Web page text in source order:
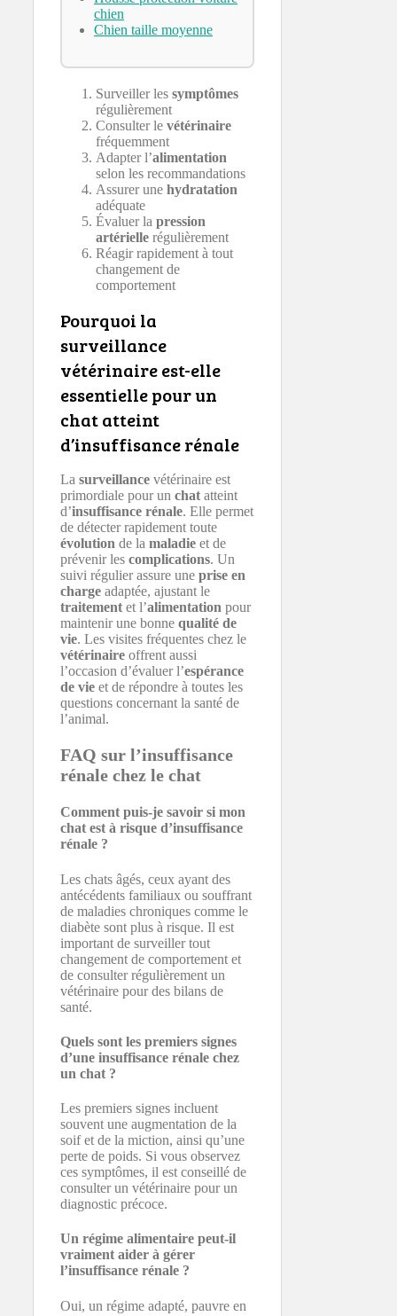
chien
Chien taille moyenne
Surveiller les symptômes
régulièrement
Consulter le vétérinaire
fréquemment
Adapter l’alimentation
selon les recommandations
Assurer une hydratation
adéquate
Évaluer la pression
artérielle régulièrement
Réagir rapidement à tout
changement de
comportement
Pourquoi la
surveillance
vétérinaire est-elle
essentielle pour un
chat atteint
d’insuffisance rénale
La surveillance vétérinaire est
primordiale pour un chat atteint
d’insuffisance rénale. Elle permet
de détecter rapidement toute
évolution de la maladie et de
prévenir les complications. Un
suivi régulier assure une prise en
charge adaptée, ajustant le
traitement et l’alimentation pour
maintenir une bonne qualité de
vie. Les visites fréquentes chez le
vétérinaire offrent aussi
l’occasion d’évaluer l’espérance
de vie et de répondre à toutes les
questions concernant la santé de
l’animal.
FAQ sur l’insuffisance
rénale chez le chat
Comment puis-je savoir si mon
chat est à risque d’insuffisance
rénale ?
Les chats âgés, ceux ayant des
antécédents familiaux ou souffrant
de maladies chroniques comme le
diabète sont plus à risque. Il est
important de surveiller tout
changement de comportement et
de consulter régulièrement un
vétérinaire pour des bilans de
santé.
Quels sont les premiers signes
d’une insuffisance rénale chez
un chat ?
Les premiers signes incluent
souvent une augmentation de la
soif et de la miction, ainsi qu’une
perte de poids. Si vous observez
ces symptômes, il est conseillé de
consulter un vétérinaire pour un
diagnostic précoce.
Un régime alimentaire peut-il
vraiment aider à gérer
l’insuffisance rénale ?
Oui, un régime adapté, pauvre en